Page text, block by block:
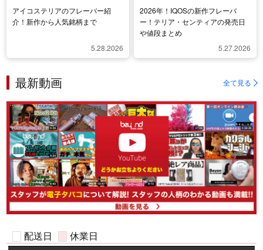
アイコステリアのフレーバー紹
介！新作から人気銘柄まで
5.28.2026
2026年！IQOSの新作フレーバ
ー！テリア・センティアの発売日
や値段まとめ
5.27.2026
最新動画 全て見る
配送日 休業日